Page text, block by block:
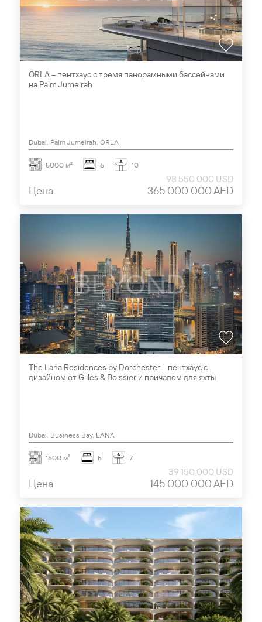
ORLA – пентхаус с тремя панорамными бассейнами
на Palm Jumeirah
Dubai, Palm Jumeirah, ORLA
5000 м² 6 10
Цена
98 550 000 USD
365 000 000 AED
The Lana Residences by Dorchester – пентхаус с
дизайном от Gilles & Boissier и причалом для яхты
Dubai, Business Bay, LANA
1500 м² 5 7
Цена
39 150 000 USD
145 000 000 AED